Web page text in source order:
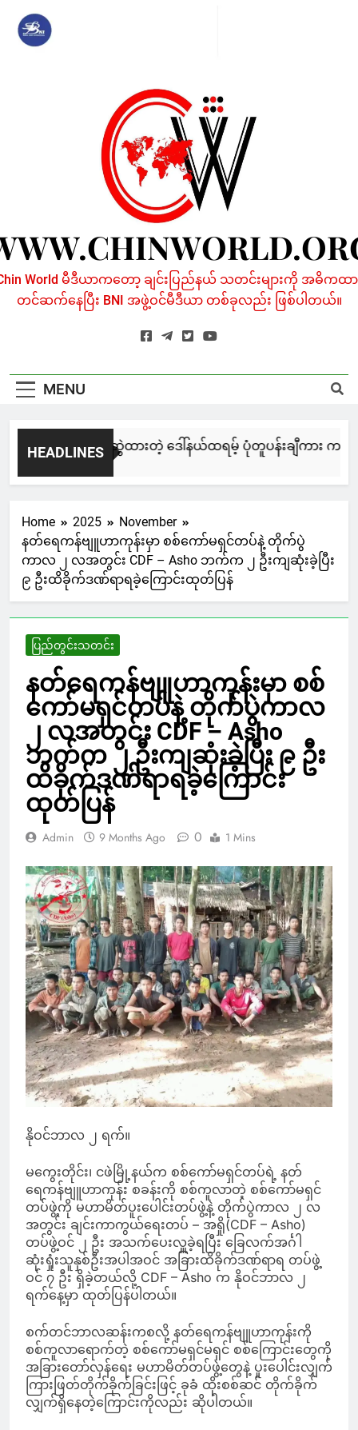
content
World မီဒီယာကတော့ ချင်းပြည်နယ် သတင်းများကို အဓိကထာ
တင်ဆက်နေပြီး BNI အဖွဲ့ဝင်မီဒီယာ တစ်ခုလည်း ဖြစ်ပါတယ်။
MENU
HEADLINES
မြင်းချေးနဲ့ ရေးဆွဲထားတဲ့ ဒေါ်နယ်ထရမ့် ပုံတူပန်းချီကား ကနေဒ
1 Day Ago
Home 2025
November
နတ်ရေကန်ဗျူဟာကုန်းမှာ စစ်ကော်မရှင်တပ်နဲ့ တိုက်ပွဲ
ကာလ ၂ လအတွင်း CDF – Asho ဘက်က ၂ ဦးကျဆုံးခဲ့ပြီး
၉ ဦးထိခိုက်ဒဏ်ရာရခဲ့ကြောင်းထုတ်ပြန်
ပြည်တွင်းသတင်း
နတ်ရေကန်ဗျူဟာကုန်းမှာ စစ်
ကော်မရှင်တပ်နဲ့ တိုက်ပွဲကာလ
၂ လအတွင်း CDF – Asho
ဘက်က ၂ ဦးကျဆုံးခဲ့ပြီး ၉ ဦး
ထိခိုက်ဒဏ်ရာရခဲ့ကြောင်း
ထုတ်ပြန်
Admin 9 Months Ago 0 1 Mins
နိုဝင်ဘာလ ၂ ရက်။
မကွေးတိုင်း၊ ငဖဲမြို့နယ်က စစ်ကော်မရှင်တပ်ရဲ့ နတ်
ရေကန်ဗျူဟာကုန်း စခန်းကို စစ်ကူလာတဲ့ စစ်ကော်မရှင်
တပ်ဖွဲ့ကို မဟာမိတ်ပူးပေါင်းတပ်ဖွဲ့နဲ့ တိုက်ပွဲကာလ ၂ လ
အတွင်း ချင်းကာကွယ်ရေးတပ် – အရှို(CDF – Asho)
တပ်ဖွဲ့ဝင် ၂ ဦး အသက်ပေးလှူခဲ့ရပြီး ခြေလက်အင်္ဂါ
ဆုံးရှုံးသူနှစ်ဦးအပါအဝင် အခြားထိခိုက်ဒဏ်ရာရ တပ်ဖွဲ့
ဝင် ၇ ဦး ရှိခဲ့တယ်လို့ CDF – Asho က နိုဝင်ဘာလ ၂
ရက်နေ့မှာ ထုတ်ပြန်ပါတယ်။
စက်တင်ဘာလဆန်းကစလို့ နတ်ရေကန်ဗျူဟာကုန်းကို
စစ်ကူလာရောက်တဲ့ စစ်ကော်မရှင်မရှင် စစ်ကြောင်းတွေကို
အခြားတော်လှန်ရေး မဟာမိတ်တပ်ဖွဲ့တွေနဲ့ ပူးပေါင်းလျှက်
ကြားဖြတ်တိုက်ခိုက်ခြင်းဖြင့် ခုခံ ထိုးစစ်ဆင် တိုက်ခိုက်
လျှက်ရှိနေတဲ့ကြောင်းကိုလည်း ဆိုပါတယ်။